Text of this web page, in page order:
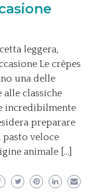
leggera,
Le crêpes
una delle
classiche
incredibilmente
preparare
pasto veloce
animale […]